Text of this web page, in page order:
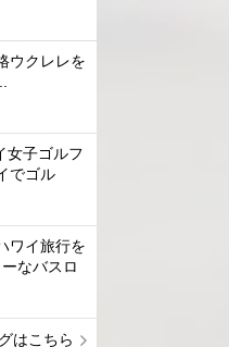
ウクレレを
女子ゴルフ
でゴル
ワイ旅行を
なバスロ
はこちら